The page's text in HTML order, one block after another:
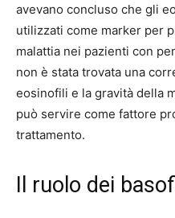
avevano concluso che gli
utilizzati come marker per
malattia nei pazienti con
non è stata trovata una
eosinofili e la gravità della
può servire come fattore
trattamento.
Il ruolo dei